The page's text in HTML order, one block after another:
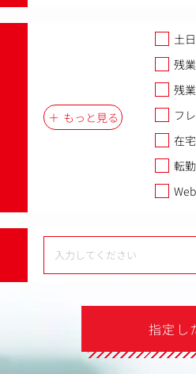
もっと見る
土
残
残
フ
在
転
指定し